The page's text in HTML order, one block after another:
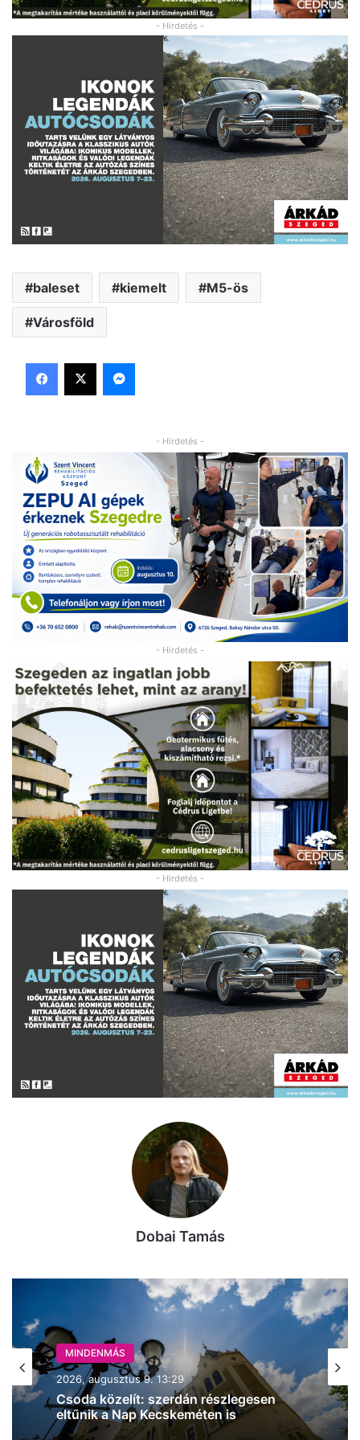
- Hirdetés -
baleset kiemelt M5-ös
Városföld
Facebook
X Messenger
- Hirdetés -
- Hirdetés -
- Hirdetés -
Dobai Tamás
MINDENMÁS
2026, augusztus 9. 13:29
Csoda közelít: szerdán részlegesen
MINDENMÁS
2026, augusztus 9. 11:57